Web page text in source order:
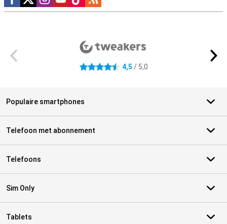
4.5 sterren 4,5 / 5,0
Populaire smartphones
Telefoon met abonnement
Telefoons
Sim Only
Tablets